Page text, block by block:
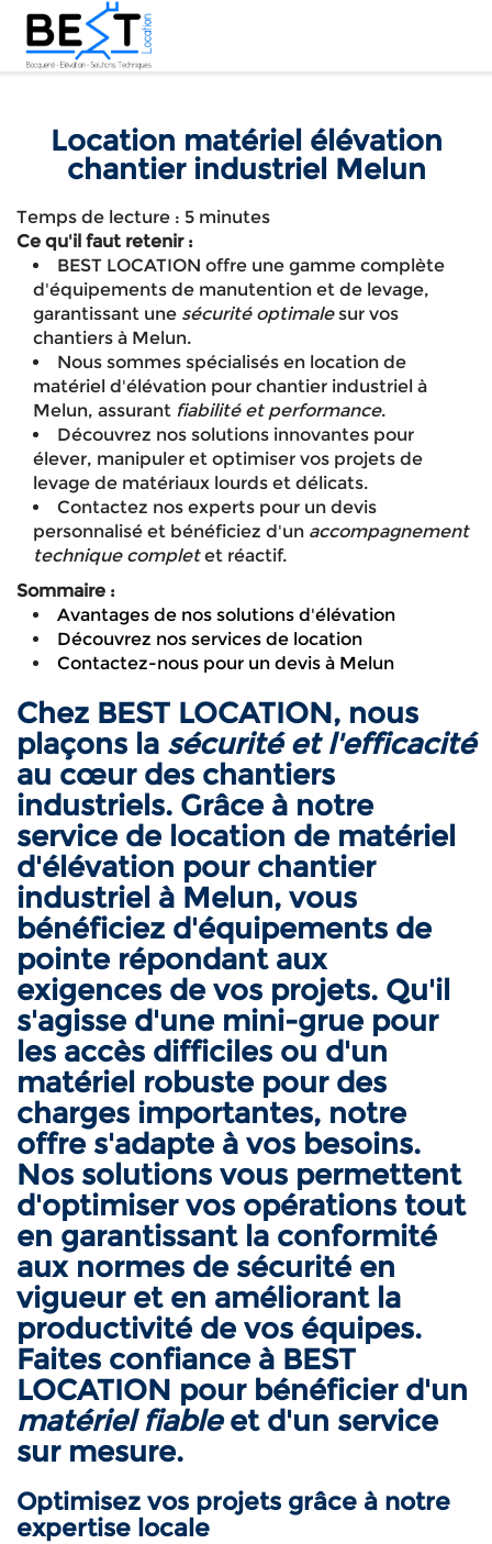
Location matériel élévation
chantier industriel Melun
Temps de lecture : 5 minutes
Ce qu'il faut retenir :
BEST LOCATION offre une gamme complète
d'équipements de manutention et de levage,
garantissant une sécurité optimalesur vos
chantiers à Melun.
Nous sommes spécialisés en location de
matériel d'élévation pour chantier industriel à
Melun, assurant fiabilité et performance.
Découvrez nos solutions innovantes pour
élever, manipuler et optimiser vos projets de
levage de matériaux lourds et délicats.
Contactez nos experts pour un devis
personnalisé et bénéficiez d'un accompagnement
technique completet réactif.
Sommaire :
Avantages de nos solutions d'élévation
Découvrez nos services de location
Contactez-nous pour un devis à Melun
Chez BEST LOCATION, nous
plaçons la sécurité et l'efficacité
au cœur des chantiers
industriels. Grâce à notre
service de location de matériel
d'élévation pour chantier
industriel à Melun, vous
bénéficiez d'équipements de
pointe répondant aux
exigences de vos projets. Qu'il
s'agisse d'une mini-grue pour
les accès difficiles ou d'un
matériel robuste pour des
charges importantes, notre
offre s'adapte à vos besoins.
Nos solutions vous permettent
d'optimiser vos opérations tout
en garantissant la conformité
aux normes de sécurité en
vigueur et en améliorant la
productivité de vos équipes.
Faites confiance à BEST
LOCATION pour bénéficier d'un
matériel fiableet d'un service
sur mesure.
Optimisez vos projets grâce à notre
expertise locale